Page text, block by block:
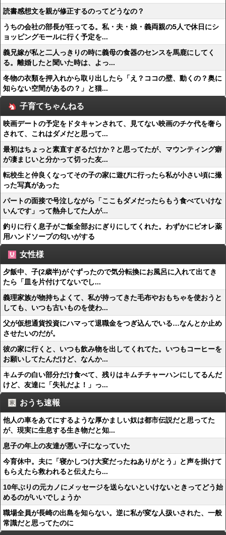
読書感想文を親が修正するのってどうなの？
うちの会社の部長が狂ってる。私・夫・娘・義両親の5人で休日にシ
ョッピングモールに行く予定を...
義兄嫁が私と二人っきりの時に義母の食器のセンスを馬鹿にしてく
る。離婚したと聞いた時は、よっ...
冬物の衣類を押入れから取り出したら「え？ココの壁、動くの？奥に
知らない空間があるの？」と猫...
子育てちゃんねる
映画デートの予定をドタキャンされて、見てない映画のチケ代を奢ら
されて、これはダメだと思って...
最初はちょっと素直すぎるだけか？と思ってたが、マウンティング癖
が凄まじいと分かって切った友...
転校生と仲良くなってその子の家に遊びに行ったら私が小さい頃に撮
った写真があった
パートの面接で号泣しながら「ここもダメだったらもう食べていけな
いんです」って熱弁してた人が...
釣りに行く息子がご飯全部おにぎりにしてくれた。わずかにビオレ薬
用ハンドソープの匂いがする
女性様
夕飯中、子(2歳半)がぐずったので気分転換にお風呂に入れて出てき
たら「皿を片付けてないでし...
義理家族が物持ちよくて、私が持ってきた毛布やおもちゃを使おうと
しても、いつも古いものを使わ...
父が仮想通貨投資にハマって退職金をつぎ込んでいる…なんとか止め
させたいのだが。
彼の家に行くと、いつも飲み物を出してくれてた。いつもコーヒーを
お願いしてたんだけど、なんか...
キムチの白い部分だけ食べて、残りはキムチチャーハンにしてるんだ
けど、友達に「失礼だよ！」っ...
おうち速報
他人の車をあてにするような厚かましい奴は都市伝説だと思ってた
が、現実に生息する生き物だと知...
息子の年上の友達が悪い子になっていた
今育休中。夫に「寝かしつけ大変だったねありがとう」と声を掛けて
もらえたら救われると伝えたら...
10年ぶりの元カノにメッセージを送らないといけないときってどう始
めるのがいいでしょうか
職場全員が長崎の出島を知らない。逆に私が変な人扱いされた、一般
常識だと思ってたのに